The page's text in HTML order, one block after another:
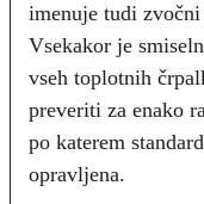
imenuje tudi
Vsekakor je
vseh toplotnih
preveriti za enako
po katerem
opravljena.